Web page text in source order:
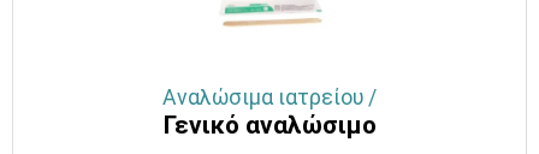
Αναλώσιμα ιατρείου /
Γενικό αναλώσιμο